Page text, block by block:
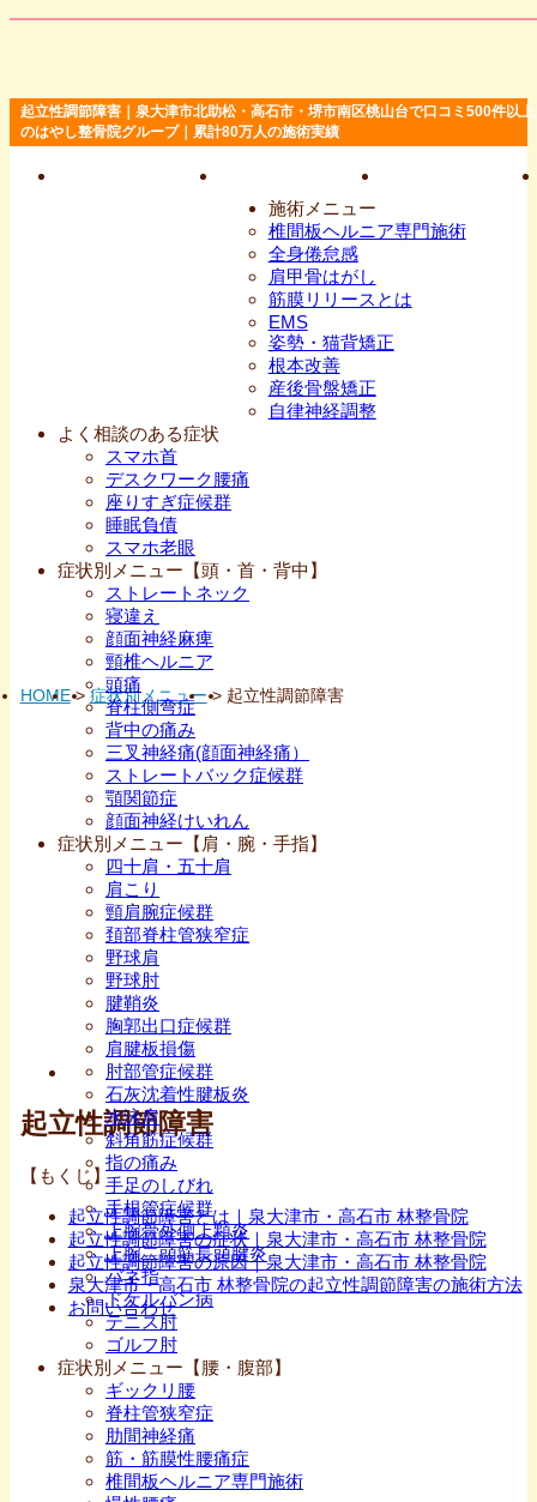
施術メニュー
椎間板ヘルニア専門施術
全身倦怠感
肩甲骨はがし
筋膜リリースとは
EMS
姿勢・猫背矯正
根本改善
産後骨盤矯正
自律神経調整
よく相談のある症状
スマホ首
デスクワーク腰痛
座りすぎ症候群
睡眠負債
スマホ老眼
症状別メニュー【頭・首・背中】
ストレートネック
寝違え
顔面神経麻痺
頸椎ヘルニア
頭痛
脊柱側弯症
背中の痛み
三叉神経痛(顔面神経痛）
ストレートバック症候群
顎関節症
顔面神経けいれん
症状別メニュー【肩・腕・手指】
四十肩・五十肩
肩こり
頸肩腕症候群
頚部脊柱管狭窄症
野球肩
野球肘
腱鞘炎
胸郭出口症候群
肩腱板損傷
肘部管症候群
石灰沈着性腱板炎
水泳肩
斜角筋症候群
指の痛み
手足のしびれ
手根管症候群
上腕骨外側上顆炎
上腕二頭筋長頭腱炎
バネ指
ドケルバン病
テニス肘
ゴルフ肘
症状別メニュー【腰・腹部】
ギックリ腰
脊柱管狭窄症
肋間神経痛
筋・筋膜性腰痛症
椎間板ヘルニア専門施術
起立性調節障害｜泉大津市北助松・高石市・堺市南区桃山台で口コミ500件以上
のはやし整骨院グループ｜累計80万人の施術実績
HOME>症状別メニュー> 起立性調節障害
起立性調節障害
【もくじ】
起立性調節障害とは｜泉大津市・高石市 林整骨院
起立性調節障害の症状｜泉大津市・高石市 林整骨院
起立性調節障害の原因｜泉大津市・高石市 林整骨院
泉大津市・高石市 林整骨院の起立性調節障害の施術方法
お問い合わせ